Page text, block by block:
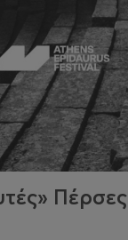
Πέρσες